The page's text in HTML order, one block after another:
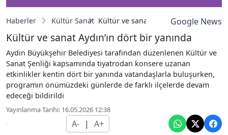
Haberler Kültür Sanat Kültür ve sanat Aydın’ın dört bir
Google News
Kültür ve sanat Aydın’ın dört bir yanında
Aydın Büyükşehir Belediyesi tarafından düzenlenen Kültür ve
Sanat Şenliği kapsamında tiyatrodan konsere uzanan
etkinlikler kentin dört bir yanında vatandaşlarla buluşurken,
programın önümüzdeki günlerde de farklı ilçelerde devam
edeceği bildirildi
Yayınlanma Tarihi: 16.05.2026 12:38
A- | A+